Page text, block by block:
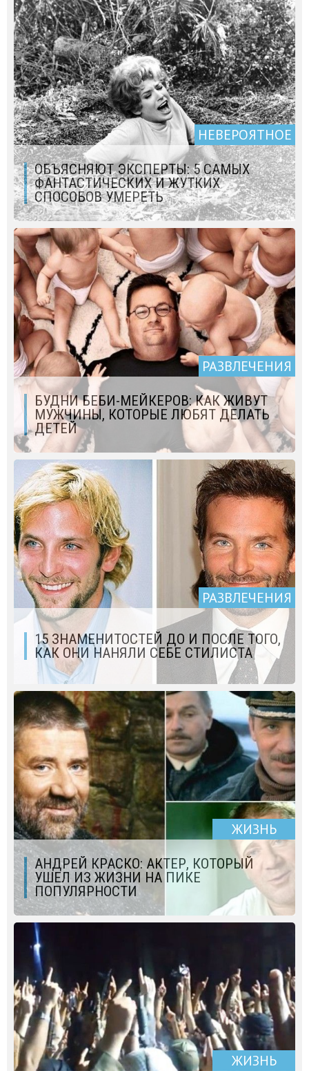
НЕВЕРОЯТНОЕ
ОБЪЯСНЯЮТ ЭКСПЕРТЫ: 5 САМЫХ
ФАНТАСТИЧЕСКИХ И ЖУТКИХ
СПОСОБОВ УМЕРЕТЬ
РАЗВЛЕЧЕНИЯ
БУДНИ БЕБИ-МЕЙКЕРОВ: КАК ЖИВУТ
МУЖЧИНЫ, КОТОРЫЕ ЛЮБЯТ ДЕЛАТЬ
ДЕТЕЙ
РАЗВЛЕЧЕНИЯ
15 ЗНАМЕНИТОСТЕЙ ДО И ПОСЛЕ ТОГО,
КАК ОНИ НАНЯЛИ СЕБЕ СТИЛИСТА
ЖИЗНЬ
АНДРЕЙ КРАСКО: АКТЕР, КОТОРЫЙ
УШЕЛ ИЗ ЖИЗНИ НА ПИКЕ
ПОПУЛЯРНОСТИ
ЖИЗНЬ